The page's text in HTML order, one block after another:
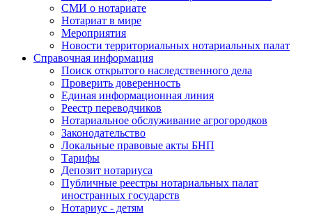
СМИ о нотариате
Нотариат в мире
Мероприятия
Новости территориальных нотариальных палат
Справочная информация
Поиск открытого наследственного дела
Проверить доверенность
Единая информационная линия
Реестр переводчиков
Нотариальное обслуживание агрогородков
Законодательство
Локальные правовые акты БНП
Тарифы
Депозит нотариуса
Публичные реестры нотариальных палат
иностранных государств
Нотариус - детям